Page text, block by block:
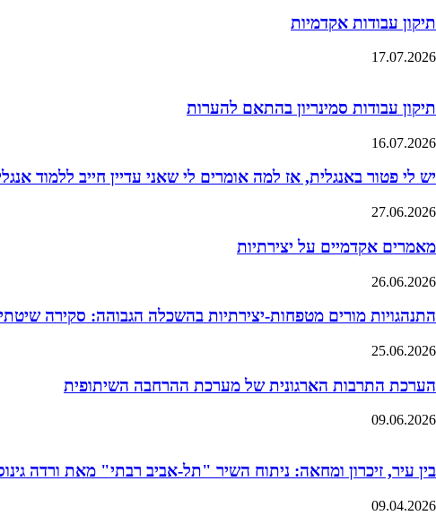
תיקון עבודות אקדמיות
17.07.2026
תיקון עבודות סמינריון בהתאם להערות
16.07.2026
יש לי פטור באנגלית, אז למה אומרים לי שאני עדיין חייב ללמוד
27.06.2026
מאמרים אקדמיים על יצירתיות
26.06.2026
התנהגויות מורים מטפחות-יצירתיות בהשכלה הגבוהה: סקירה
25.06.2026
הערכת התרבות הארגונית של מערכת ההרחבה השיתופית
09.06.2026
בין עיר, זיכרון ומחאה: ניתוח השיר "תל-אביב רבתי" מאת ורדה
09.04.2026